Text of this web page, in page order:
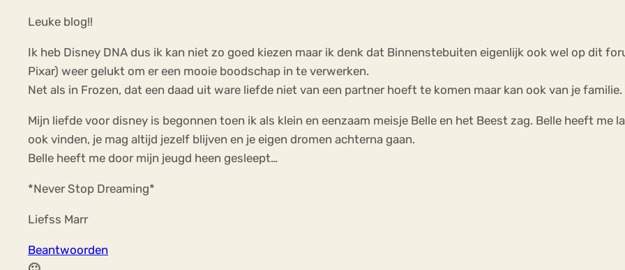
Leuke blog!!
Ik heb Disney DNA dus ik kan niet zo goed kiezen maar ik denk dat Binnenstebuiten eigenlijk ook wel op dit
Pixar) weer gelukt om er een mooie boodschap in te verwerken.
Net als in Frozen, dat een daad uit ware liefde niet van een partner hoeft te komen maar kan ook van je
Mijn liefde voor disney is begonnen toen ik als klein en eenzaam meisje Belle en het Beest zag. Belle heeft me
ook vinden, je mag altijd jezelf blijven en je eigen dromen achterna gaan.
Belle heeft me door mijn jeugd heen gesleept…
*Never Stop Dreaming*
Liefss Marr
Beantwoorden